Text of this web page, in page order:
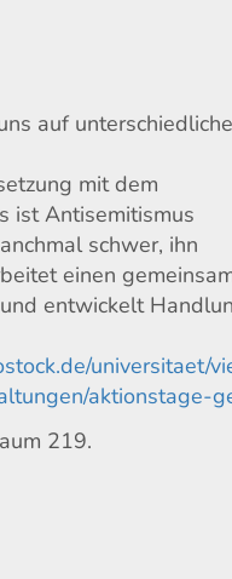
auf
mit dem
ist Antisemitismus
schwer, ihn
einen
entwickelt
universitaet/
aktionstage-
219.